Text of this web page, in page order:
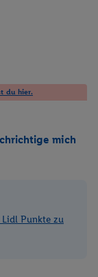
du hier.
mich
Punkte zu